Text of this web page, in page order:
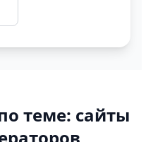
теме: сайты